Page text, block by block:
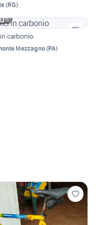
(RG)
5
carbonio
Mezzagno(PA)